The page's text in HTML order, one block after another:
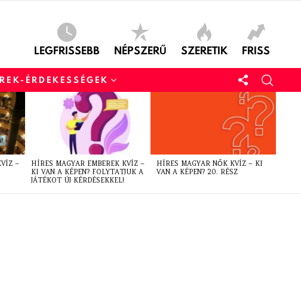
LEGFRISSEBB NÉPSZERŰ SZERETIK FRISS
ÉRDEKESSÉGEK
–
HÍRES MAGYAR EMBEREK KVÍZ –
KI VAN A KÉPEN? FOLYTATJUK A
JÁTÉKOT ÚJ KÉRDÉSEKKEL!
HÍRES MAGYAR NŐK KVÍZ – KI
VAN A KÉPEN? 20. RÉSZ